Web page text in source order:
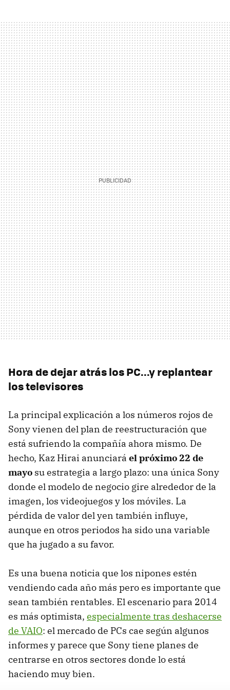
Hora de dejar atrás los PC...y replantear
los televisores
La principal explicación a los números rojos de
Sony vienen del plan de reestructuración que
está sufriendo la compañía ahora mismo. De
hecho, Kaz Hirai anunciará el próximo 22 de
mayo su estrategia a largo plazo: una única Sony
donde el modelo de negocio gire alrededor de la
imagen, los videojuegos y los móviles. La
pérdida de valor del yen también influye,
aunque en otros periodos ha sido una variable
que ha jugado a su favor.
Es una buena noticia que los nipones estén
vendiendo cada año más pero es importante que
sean también rentables. El escenario para 2014
es más optimista, especialmente tras deshacerse
de VAIO: el mercado de PCs cae según algunos
informes y parece que Sony tiene planes de
centrarse en otros sectores donde lo está
haciendo muy bien.